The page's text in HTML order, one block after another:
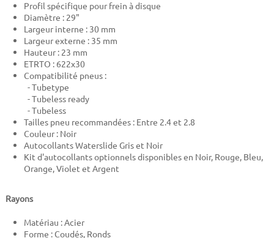
Profil spécifique pour frein à disque
Diamètre : 29"
Largeur interne : 30 mm
Largeur externe : 35 mm
Hauteur : 23 mm
ETRTO : 622x30
Compatibilité pneus :
- Tubetype
- Tubeless ready
- Tubeless
Tailles pneu recommandées : Entre 2.4 et 2.8
Couleur : Noir
Autocollants Waterslide Gris et Noir
Kit d'autocollants optionnels disponibles en Noir, Rouge, Bleu,
Orange, Violet et Argent
Rayons
Matériau : Acier
Forme : Coudés, Ronds